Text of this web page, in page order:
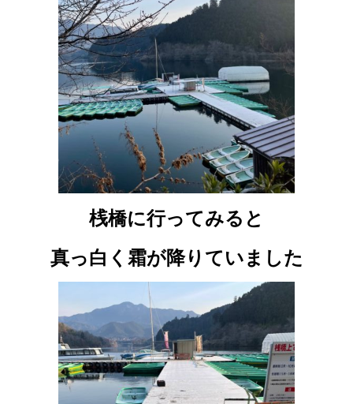
桟橋に行ってみると
真っ白く霜が降りていました